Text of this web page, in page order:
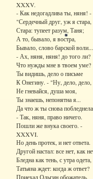
XXXV.
- Как недогадлива ты, няня! -
"Сердечный друг, уж я стара,
Стара: тупеет разум, Таня;
А то, бывало, я востра,
Бывало, слово барской
- Ах, няня, няня! до того ли?
Что нужды мне в твоем уме?
Ты видишь, дело о письме
К Онегину. - "Ну, дело, дело,
Не гневайся, душа моя,
Ты знаешь, непонятна я...
Да что ж ты снова
- Так, няня, право ничего.
Пошли же внука своего. -
XXXVI.
Но день протек, и нет ответа.
Другой настал: все нет, как
Бледна как тень, с утра одета,
Татьяна ждет: когда ж ответ?
Приехал Ольгин обожатель.